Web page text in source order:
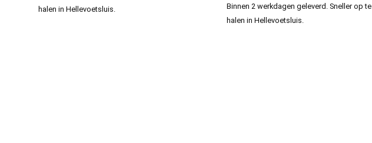
halen in Hellevoetsluis.
Binnen 2 werkdagen geleverd. Sneller op te
halen in Hellevoetsluis.